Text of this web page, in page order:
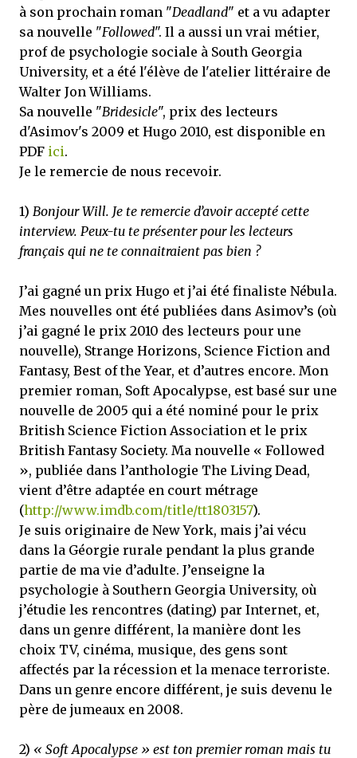
à son prochain roman "Deadland" et a vu adapter
sa nouvelle "Followed". Il a aussi un vrai métier,
prof de psychologie sociale à South Georgia
University, et a été l'élève de l'atelier littéraire de
Walter Jon Williams.
Sa nouvelle "Bridesicle", prix des lecteurs
d'Asimov's 2009 et Hugo 2010, est disponible en
PDF ici.
Je le remercie de nous recevoir.
1) Bonjour Will. Je te remercie d’avoir accepté cette
interview. Peux-tu te présenter pour les lecteurs
français qui ne te connaitraient pas bien ?
J’ai gagné un prix Hugo et j’ai été finaliste Nébula.
Mes nouvelles ont été publiées dans Asimov’s (où
j’ai gagné le prix 2010 des lecteurs pour une
nouvelle), Strange Horizons, Science Fiction and
Fantasy, Best of the Year, et d’autres encore. Mon
premier roman, Soft Apocalypse, est basé sur une
nouvelle de 2005 qui a été nominé pour le prix
British Science Fiction Association et le prix
British Fantasy Society. Ma nouvelle « Followed
», publiée dans l’anthologie The Living Dead,
vient d’être adaptée en court métrage
(http://www.imdb.com/title/tt1803157).
Je suis originaire de New York, mais j’ai vécu
dans la Géorgie rurale pendant la plus grande
partie de ma vie d’adulte. J’enseigne la
psychologie à Southern Georgia University, où
j’étudie les rencontres (dating) par Internet, et,
dans un genre différent, la manière dont les
choix TV, cinéma, musique, des gens sont
affectés par la récession et la menace terroriste.
Dans un genre encore différent, je suis devenu le
père de jumeaux en 2008.
2) « Soft Apocalypse » est ton premier roman mais tu